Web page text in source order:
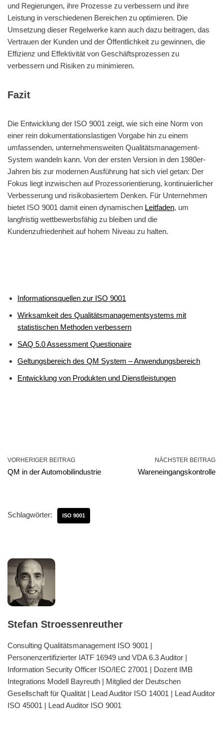
und Regierungen, ihre Prozesse zu verbessern und ihre
Leistung in verschiedenen Bereichen zu optimieren. Die
Umsetzung dieser Regelwerke kann auch dazu beitragen, das
Vertrauen der Kunden und der Öffentlichkeit zu gewinnen, die
Effizienz und Effektivität von Geschäftsprozessen zu
verbessern und Risiken zu minimieren.
Fazit
Die Entwicklung der ISO 9001 zeigt, wie sich eine Norm von
einer rein dokumentationslastigen Vorgabe hin zu einem
umfassenden, unternehmensweiten Qualitätsmanagement-
System wandeln kann. Von der ersten Version in den 1980er-
Jahren bis zur modernen Ausführung hat sich viel getan: Der
Fokus liegt inzwischen auf Prozessorientierung, kontinuierlicher
Verbesserung und risikobasiertem Denken. Für Unternehmen
bietet ISO 9001 damit einen dynamischen Leitfaden, um
langfristig wettbewerbsfähig zu bleiben und die
Kundenzufriedenheit auf hohem Niveau zu halten.
Informationsquellen zur ISO 9001
Wirksamkeit des Qualitätsmanagementsystems mit
statistischen Methoden verbessern
SAQ 5.0 Assessment Questionaire
Geltungsbereich des QM System – Anwendungsbereich
Entwicklung von Produkten und Dienstleistungen
VORHERIGER BEITRAG
QM in der Automobilindustrie
NÄCHSTER BEITRAG
Wareneingangskontrolle
Schlagwörter: ISO 9001
Stefan Stroessenreuther
Consulting Qualitätsmanagement ISO 9001 |
Personenzertifizierter IATF 16949 und VDA 6.3 Auditor |
Information Security Officer ISO/IEC 27001 | Dozent IMB
Integrations Modell Bayreuth | Mitglied der Deutschen
Gesellschaft für Qualität | Lead Auditor ISO 14001 | Lead Auditor
ISO 45001 | Lead Auditor ISO 9001